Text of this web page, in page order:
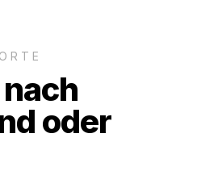
oder